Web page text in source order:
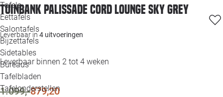
Tafels
Eettafels
Salontafels
Bijzettafels
Sidetables
Bureaus
Tafelbladen
Tafelonderstellen
Tuinbank Palissade Cord Lounge sky grey
Leverbaar in 4 uitvoeringen
Leverbaar binnen 2 tot 4 weken
1.099,-879,20